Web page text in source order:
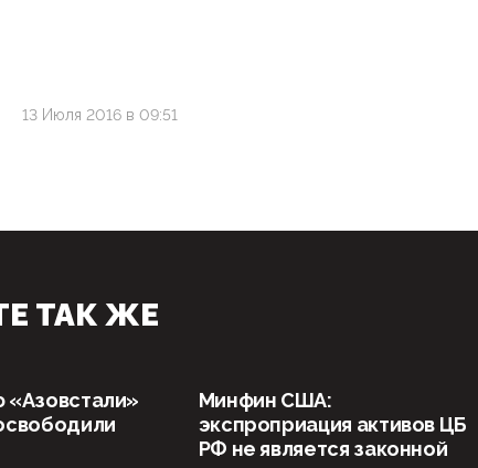
13 Июля 2016 в 09:51
ТАК ЖЕ
Минфин США:
экспроприация активов ЦБ
РФ не является законной